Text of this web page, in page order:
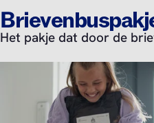
Het pakje dat door de